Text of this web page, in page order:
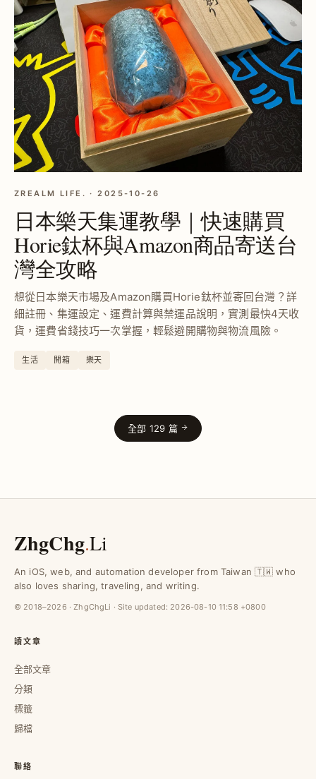
ZREALM LIFE. · 2025-10-26
日本樂天集運教學｜快速購買
Horie鈦杯與Amazon商品寄送台
灣全攻略
想從日本樂天市場及Amazon購買Horie鈦杯並寄回台灣？詳
細註冊、集運設定、運費計算與禁運品說明，實測最快4天收
貨，運費省錢技巧一次掌握，輕鬆避開購物與物流風險。
生活 開箱 樂天
全部 129 篇
ZhgChg.Li
An iOS, web, and automation developer from Taiwan 🇹🇼 who
also loves sharing, traveling, and writing.
© 2018–2026 · ZhgChgLi · Site updated: 2026-08-10 11:58 +0800
讀文章
全部文章
分類
標籤
歸檔
聯絡